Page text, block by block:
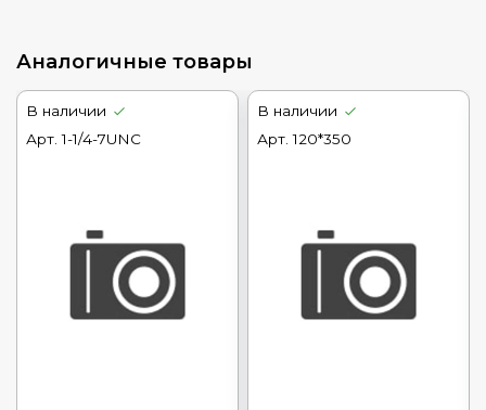
Аналогичные товары
В наличии
Арт.1-1/4-7UNC
В наличии
Арт.120*350